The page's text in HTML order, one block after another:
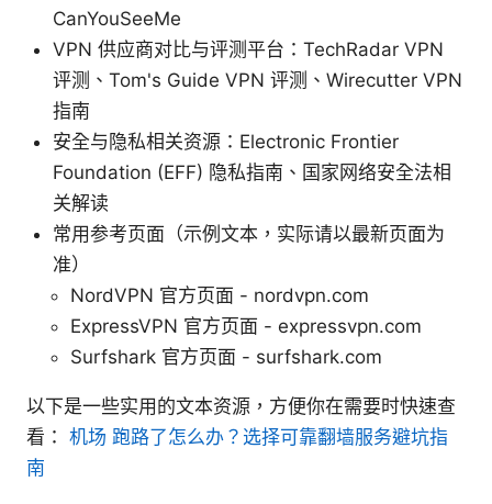
CanYouSeeMe
VPN 供应商对比与评测平台：TechRadar VPN
评测、Tom's Guide VPN 评测、Wirecutter VPN
指南
安全与隐私相关资源：Electronic Frontier
Foundation (EFF) 隐私指南、国家网络安全法相
关解读
常用参考页面（示例文本，实际请以最新页面为
准）
NordVPN 官方页面 - nordvpn.com
ExpressVPN 官方页面 - expressvpn.com
Surfshark 官方页面 - surfshark.com
以下是一些实用的文本资源，方便你在需要时快速查
看： 机场 跑路了怎么办？选择可靠翻墙服务避坑指
南